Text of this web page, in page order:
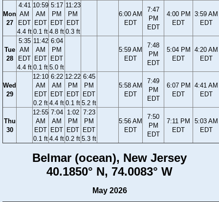
Mon
27
4:41
AM
EDT
4.4 ft
10:59
AM
EDT
0.1 ft
5:17
PM
EDT
4.8 ft
11:23
PM
EDT
0.3 ft
6:00 AM
EDT
7:47
PM
EDT
4:00 PM
EDT
3:59 AM
EDT
Tue
28
5:35
AM
EDT
4.4 ft
11:42
AM
EDT
0.1 ft
6:04
PM
EDT
5.0 ft
5:59 AM
EDT
7:48
PM
EDT
5:04 PM
EDT
4:20 AM
EDT
Wed
29
12:10
AM
EDT
0.2 ft
6:22
AM
EDT
4.4 ft
12:22
PM
EDT
0.1 ft
6:45
PM
EDT
5.2 ft
5:58 AM
EDT
7:49
PM
EDT
6:07 PM
EDT
4:41 AM
EDT
Thu
30
12:55
AM
EDT
0.1 ft
7:04
AM
EDT
4.4 ft
1:02
PM
EDT
0.2 ft
7:23
PM
EDT
5.3 ft
5:56 AM
EDT
7:50
PM
EDT
7:11 PM
EDT
5:03 AM
EDT
Belmar (ocean), New Jersey
40.1850° N, 74.0083° W
May 2026